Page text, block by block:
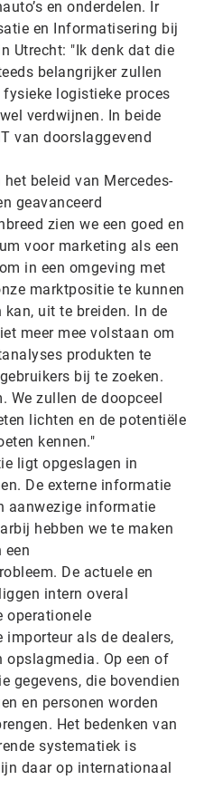
en onderdelen. Ir
en Informatisering bij
Utrecht: "Ik denk dat die
belangrijker zullen
logistieke proces
verdwijnen. In beide
van doorslaggevend
beleid van Mercedes-
geavanceerd
zien we een goed en
voor marketing als een
in een omgeving met
marktpositie te kunnen
uit te breiden. In de
meer mee volstaan om
produkten te
bij te zoeken.
We zullen de doopceel
lichten en de potentiële
kennen."
ligt opgeslagen in
De externe informatie
aanwezige informatie
hebben we te maken
een
De actuele en
intern overal
operationele
importeur als de dealers,
opslagmedia. Op een of
gegevens, die bovendien
en personen worden
Het bedenken van
systematiek is
daar op internationaal